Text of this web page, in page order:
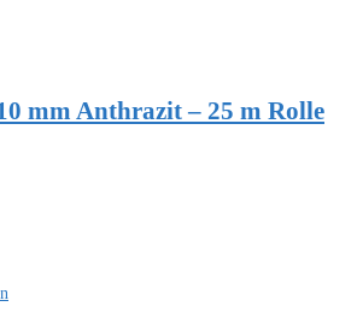
mm Anthrazit – 25 m Rolle